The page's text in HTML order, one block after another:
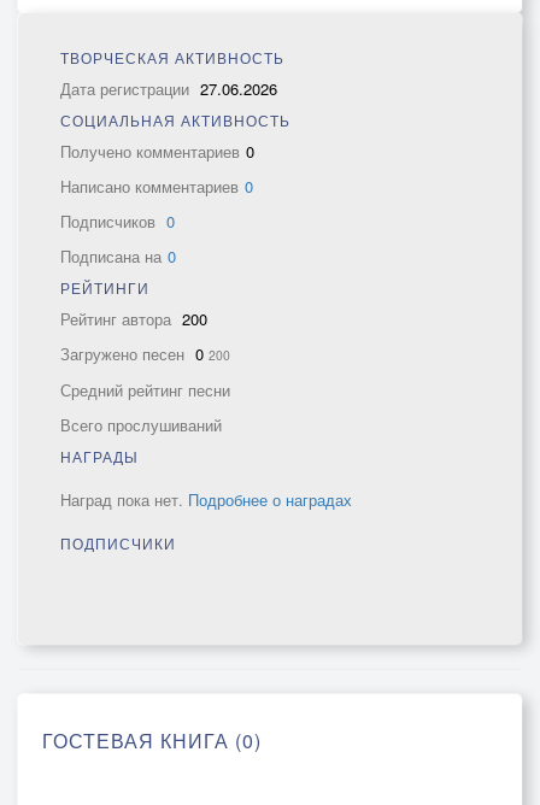
ТВОРЧЕСКАЯ АКТИВНОСТЬ
Дата регистрации 27.06.2026
СОЦИАЛЬНАЯ АКТИВНОСТЬ
Получено комментариев 0
Написано комментариев 0
Подписчиков 0
Подписана на 0
РЕЙТИНГИ
Рейтинг автора 200
Загружено песен 0 200
Средний рейтинг песни
Всего прослушиваний
НАГРАДЫ
Наград пока нет. Подробнее о наградах
ПОДПИСЧИКИ
ГОСТЕВАЯ КНИГА (0)